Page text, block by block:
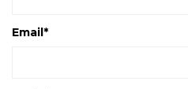
Email*